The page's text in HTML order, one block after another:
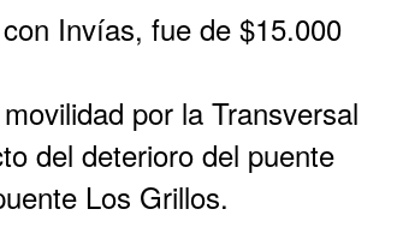
Invías, fue de $15.000
por la Transversal
del deterioro del puente
Los Grillos.